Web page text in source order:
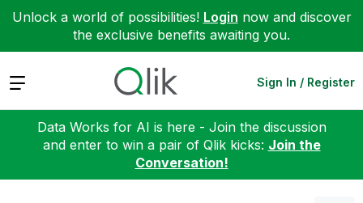
Unlock a world of possibilities! Login now and discover
the exclusive benefits awaiting you.
Expand Sign In / Register
Data Works for AI is here - Join the discussion
and enter to win a pair of Qlik kicks: Join the
Conversation!